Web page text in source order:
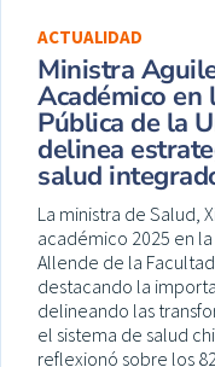
ACTUALIDAD
Ministra
Académico en
Pública de la
delinea
salud
La ministra de Salud,
académico 2025 en
Allende de la
destacando la
delineando las
el sistema de salud
reflexionó sobre los